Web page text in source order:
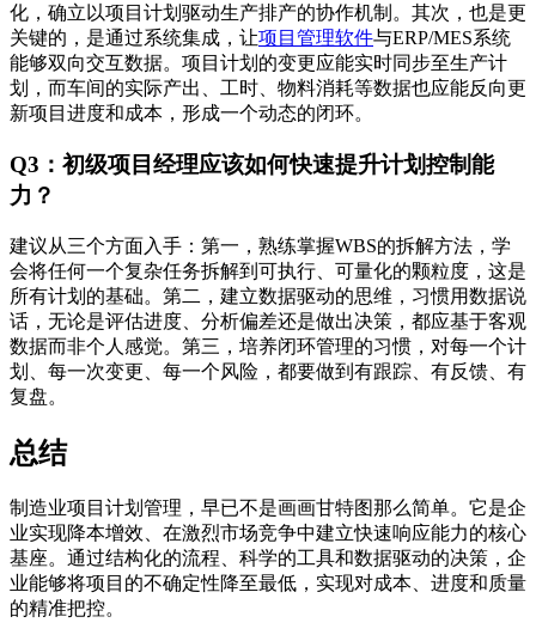
化，确立以项目计划驱动生产排产的协作机制。其次，也是更
关键的，是通过系统集成，让项目管理软件与ERP/MES系统
能够双向交互数据。项目计划的变更应能实时同步至生产计
划，而车间的实际产出、工时、物料消耗等数据也应能反向更
新项目进度和成本，形成一个动态的闭环。
Q3：初级项目经理应该如何快速提升计划控制能
力？
建议从三个方面入手：第一，熟练掌握WBS的拆解方法，学
会将任何一个复杂任务拆解到可执行、可量化的颗粒度，这是
所有计划的基础。第二，建立数据驱动的思维，习惯用数据说
话，无论是评估进度、分析偏差还是做出决策，都应基于客观
数据而非个人感觉。第三，培养闭环管理的习惯，对每一个计
划、每一次变更、每一个风险，都要做到有跟踪、有反馈、有
复盘。
总结
制造业项目计划管理，早已不是画画甘特图那么简单。它是企
业实现降本增效、在激烈市场竞争中建立快速响应能力的核心
基座。通过结构化的流程、科学的工具和数据驱动的决策，企
业能够将项目的不确定性降至最低，实现对成本、进度和质量
的精准把控。